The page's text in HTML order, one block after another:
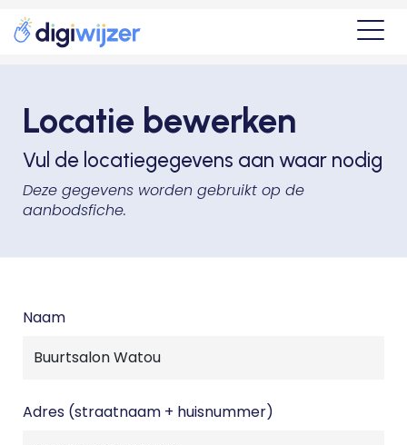
Locatie bewerken
Vul de locatiegegevens aan waar nodig
Deze gegevens worden gebruikt op de
aanbodsfiche.
Naam
Adres (straatnaam + huisnummer)